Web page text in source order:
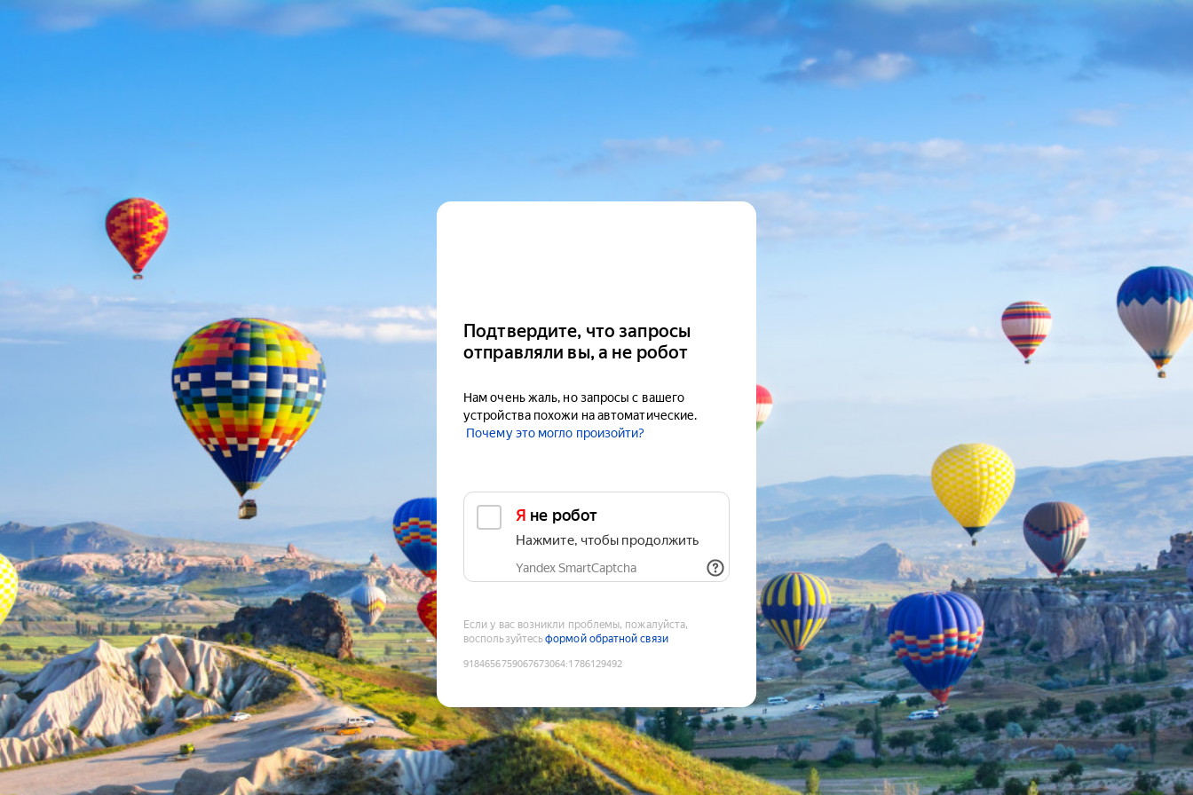
Подтвердите, что запросы
отправляли вы, а не робот
Нам очень жаль, но запросы с вашего
устройства похожи на автоматические.
Почему это могло произойти?
Я не робот
Нажмите, чтобы продолжить
Yandex SmartCaptcha
Если у вас возникли проблемы, пожалуйста,
воспользуйтесьформой обратной связи
9184656759067673064:1786129492